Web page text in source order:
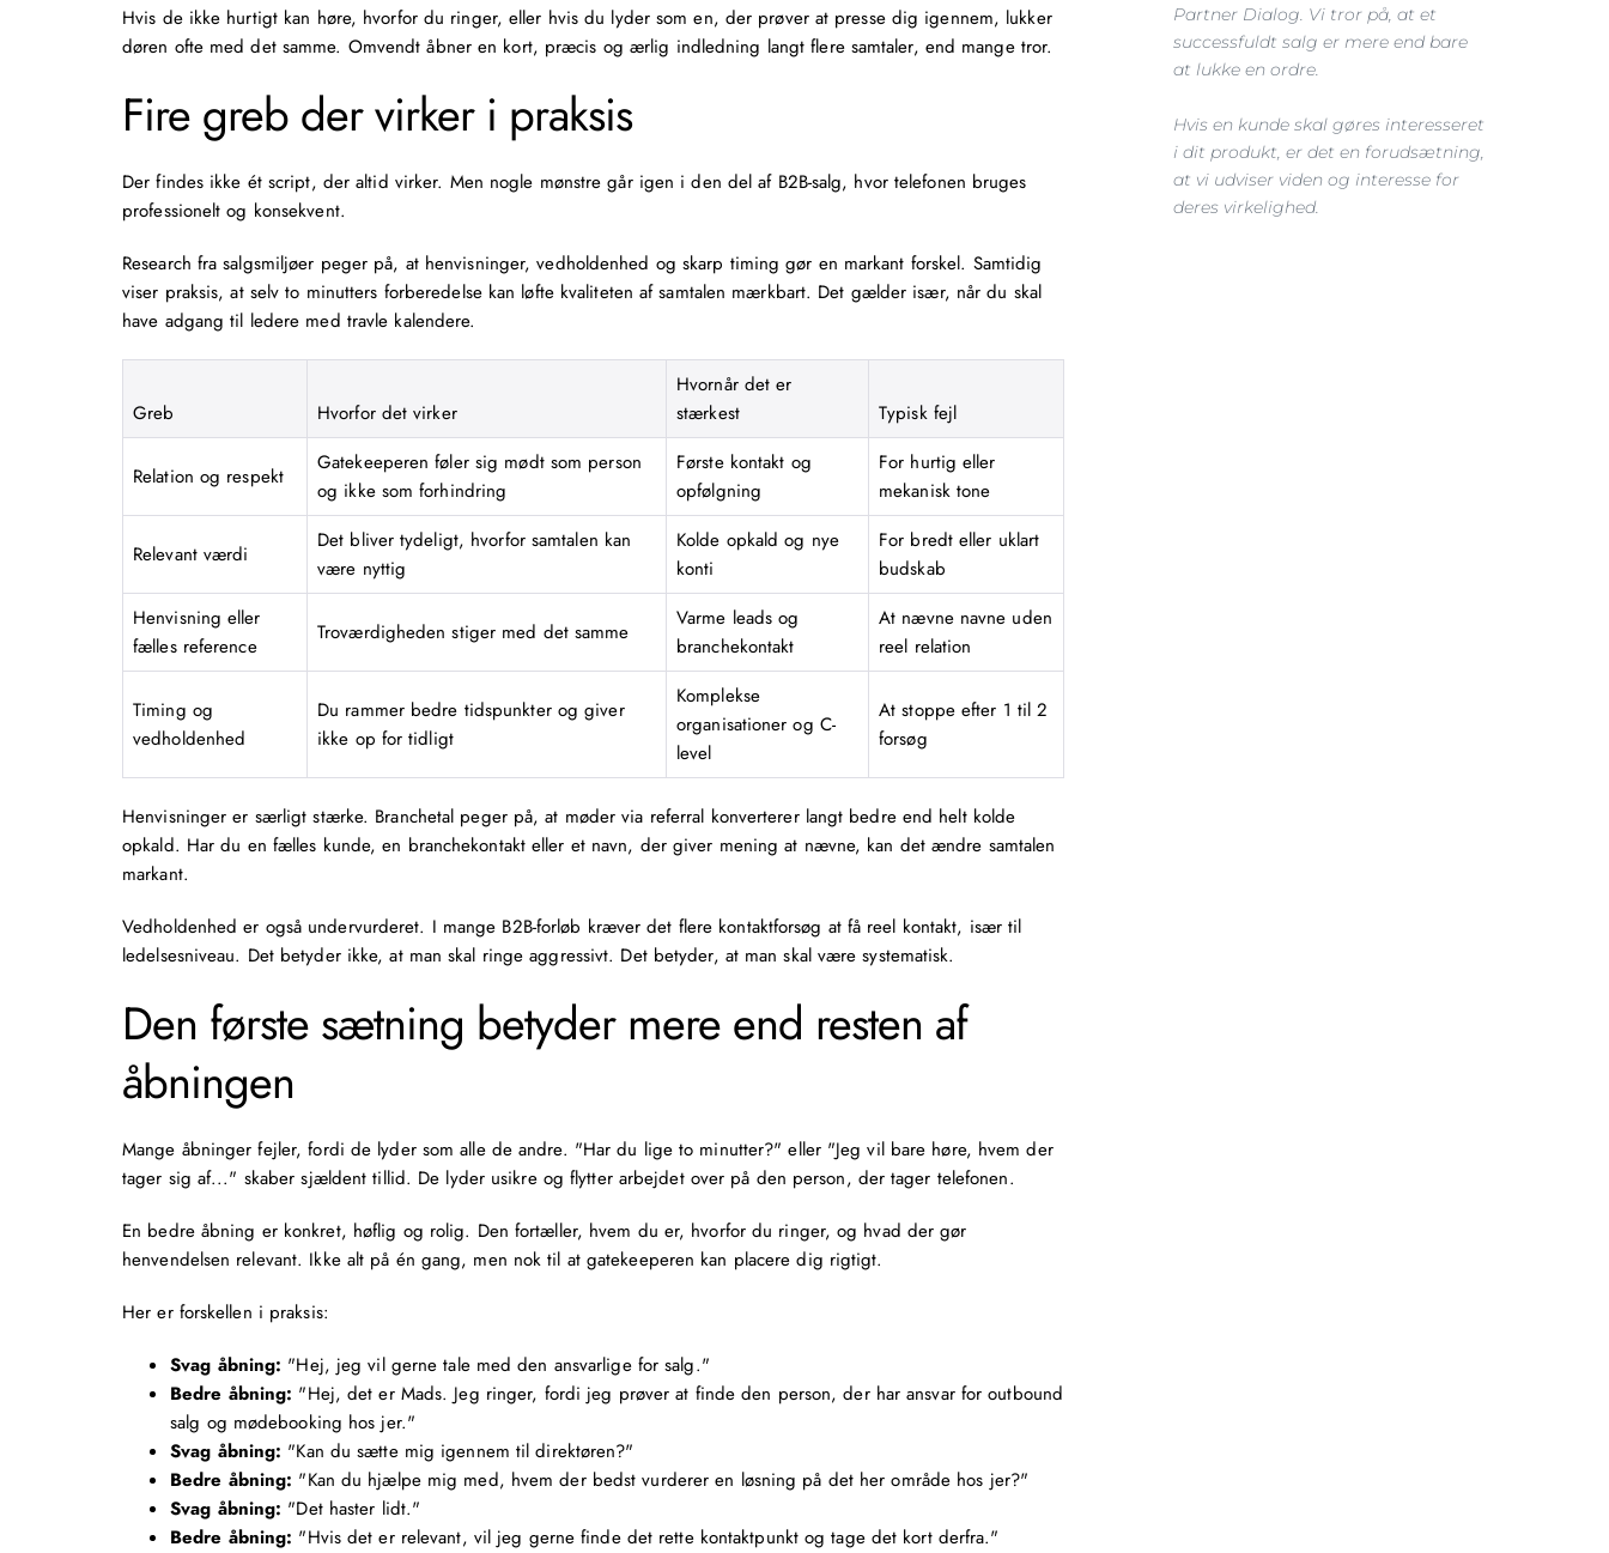
Hvis de ikke hurtigt kan høre, hvorfor du ringer, eller hvis du lyder som en, der prøver at presse dig igennem, lukker
døren ofte med det samme. Omvendt åbner en kort, præcis og ærlig indledning langt flere samtaler, end mange tror.
Fire greb der virker i praksis
Der findes ikke ét script, der altid virker. Men nogle mønstre går igen i den del af B2B-salg, hvor telefonen bruges
professionelt og konsekvent.
Research fra salgsmiljøer peger på, at henvisninger, vedholdenhed og skarp timing gør en markant forskel. Samtidig
viser praksis, at selv to minutters forberedelse kan løfte kvaliteten af samtalen mærkbart. Det gælder især, når du skal
have adgang til ledere med travle kalendere.
Greb Hvorfor det virker
Hvornår det er
stærkest
Typisk fejl
Relation og respekt
Gatekeeperen føler sig mødt som person
og ikke som forhindring
Første kontakt og
opfølgning
For hurtig eller
mekanisk tone
Relevant værdi
Det bliver tydeligt, hvorfor samtalen kan
være nyttig
Kolde opkald og nye
konti
For bredt eller uklart
budskab
Henvisning eller
fælles reference
Troværdigheden stiger med det samme
Varme leads og
branchekontakt
At nævne navne uden
reel relation
Timing og
vedholdenhed
Du rammer bedre tidspunkter og giver
ikke op for tidligt
Komplekse
organisationer og C-
level
At stoppe efter 1 til 2
forsøg
Henvisninger er særligt stærke. Branchetal peger på, at møder via referral konverterer langt bedre end helt kolde
opkald. Har du en fælles kunde, en branchekontakt eller et navn, der giver mening at nævne, kan det ændre samtalen
markant.
Vedholdenhed er også undervurderet. I mange B2B-forløb kræver det flere kontaktforsøg at få reel kontakt, især til
ledelsesniveau. Det betyder ikke, at man skal ringe aggressivt. Det betyder, at man skal være systematisk.
Den første sætning betyder mere end resten af
åbningen
Mange åbninger fejler, fordi de lyder som alle de andre. "Har du lige to minutter?" eller "Jeg vil bare høre, hvem der
tager sig af..." skaber sjældent tillid. De lyder usikre og flytter arbejdet over på den person, der tager telefonen.
En bedre åbning er konkret, høflig og rolig. Den fortæller, hvem du er, hvorfor du ringer, og hvad der gør
henvendelsen relevant. Ikke alt på én gang, men nok til at gatekeeperen kan placere dig rigtigt.
Her er forskellen i praksis:
Svag åbning: "Hej, jeg vil gerne tale med den ansvarlige for salg."
Bedre åbning: "Hej, det er Mads. Jeg ringer, fordi jeg prøver at finde den person, der har ansvar for outbound
salg og mødebooking hos jer."
Svag åbning: "Kan du sætte mig igennem til direktøren?"
Bedre åbning: "Kan du hjælpe mig med, hvem der bedst vurderer en løsning på det her område hos jer?"
Svag åbning: "Det haster lidt."
Bedre åbning: "Hvis det er relevant, vil jeg gerne finde det rette kontaktpunkt og tage det kort derfra."
Partner Dialog. Vi tror på, at et
successfuldt salg er mere end bare
at lukke en ordre.
Hvis en kunde skal gøres interesseret
i dit produkt, er det en forudsætning,
at vi udviser viden og interesse for
deres virkelighed.